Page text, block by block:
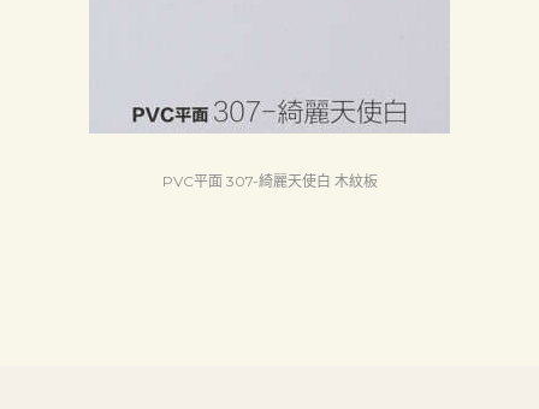
PVC平面 307-綺麗天使白 木紋板